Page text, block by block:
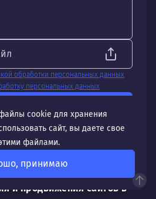
обработки персональных данных
персональных данных
и продвижения сайтов в
cookie для хранения
сайт, вы даете свое
файлами.
принимаю